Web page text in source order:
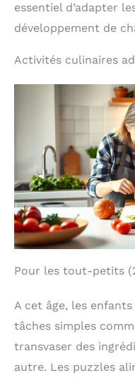
essentiel d’adapter
développement de
Activités culinaires
Pour les tout-petits
A cet âge, les
tâches simples
transvaser des
autre. Les puzzles